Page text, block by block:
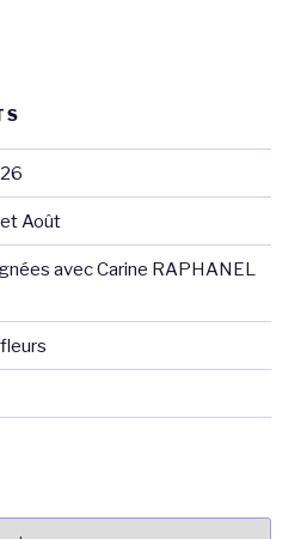
Août
avec Carine RAPHANEL